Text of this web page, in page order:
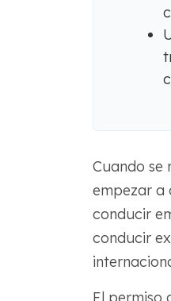
Cuando se
empezar a
conducir
conducir